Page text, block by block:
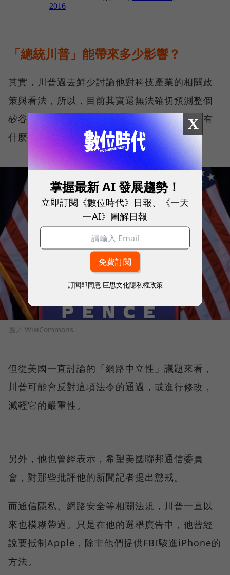
「總統川普」能帶來多少影響？
其實，川普過去鮮少討論他對科技產業的相關政
策與看法，所以，目前其實還無法確切預測整個
矽谷，或美國科技產業，會因為這個新總統而有
什麼不同的發展走向。
圖／ WikiCommons
但從美國一直討論的「網路中立性」議題來看，
川普可能會反對這項法令的通過，或進行修改，
減輕它的嚴重性。
另外，他也曾經表示，希望美國聯邦通信委員
會，對那些批評他的新聞記者提出懲戒。
而通信隱私、網路安全等相關法規，川普一直以
來也模糊帶過。只是在他的選舉廣告中，他曾經
說要抵制Apple，除非他們提供FBI駭進iPhone的
方法。
X
掌握最新 AI 發展趨勢！
立即訂閱《數位時代》日報、《一天
一AI》圖解日報
訂閱即同意 巨思文化隱私權政策